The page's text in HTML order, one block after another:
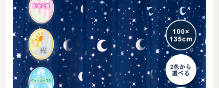
タオル
インナー・ルームウェア
美容・健康グッズ
日用品・生活雑貨